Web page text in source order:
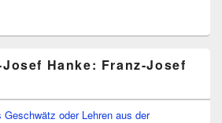
Hanke: Franz-Josef
oder Lehren aus der